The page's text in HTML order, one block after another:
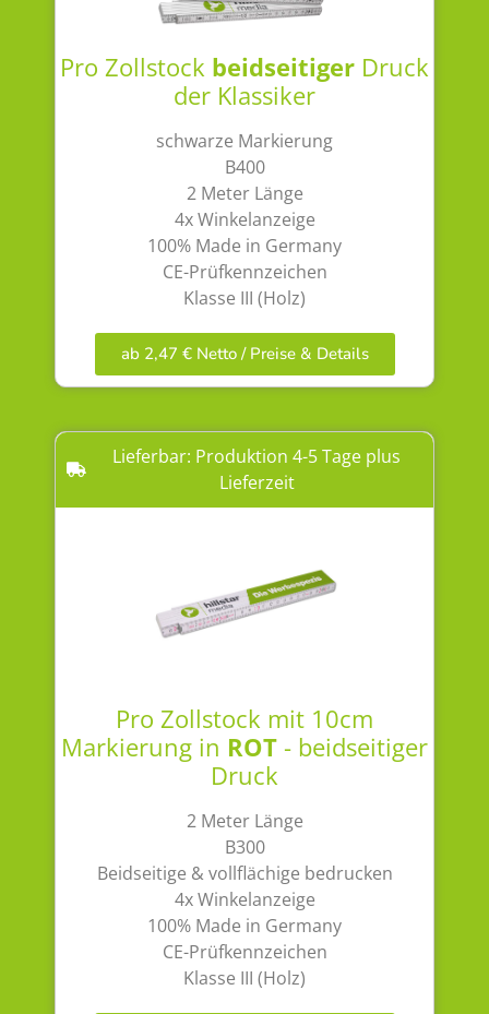
Pro Zollstock beidseitiger Druck
der Klassiker
schwarze Markierung
B400
2 Meter Länge
4x Winkelanzeige
100% Made in Germany
CE-Prüfkennzeichen
Klasse III (Holz)
ab 2,47 € Netto / Preise & Details
Lieferbar: Produktion 4-5 Tage plus
Lieferzeit
Pro Zollstock mit 10cm
Markierung in ROT- beidseitiger
Druck
2 Meter Länge
B300
Beidseitige & vollflächige bedrucken
4x Winkelanzeige
100% Made in Germany
CE-Prüfkennzeichen
Klasse III (Holz)